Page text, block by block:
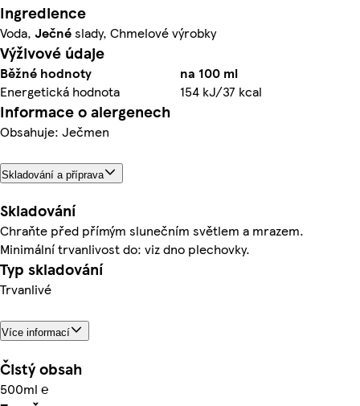
Ingredience
Voda, Ječnéslady, Chmelové výrobky
Výživové údaje
Běžné hodnoty
na 100 ml
Energetická hodnota
154 kJ/37 kcal
Informace o alergenech
Obsahuje: Ječmen
Skladování a příprava
Skladování
Chraňte před přímým slunečním světlem a mrazem.
Minimální trvanlivost do: viz dno plechovky.
Typ skladování
Trvanlivé
Více informací
Čistý obsah
500ml ℮